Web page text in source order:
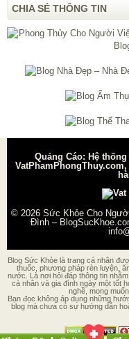
CHIA SẺ THÔNG TIN
Quảng Cáo: Hệ
© 2026 Sức Khỏe Cho
Đình –
Blog Sức Khỏe là trang cá nhân
thuốc, phương pháp rèn luyện,
nước. Là nơi hỏi đáp thông tin
cá nhân và gia đình ngày một tốt
nghề, mong
Bạn đọc không áp dụng những
blog mà chưa có sự hướng dẫn